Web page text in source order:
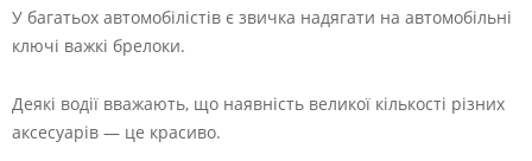
У багатьох автомобілістів є звичка надягати на автомобільні
ключі важкі брелоки.
Деякі водії вважають, що наявність великої кількості різних
аксесуарів — це красиво.